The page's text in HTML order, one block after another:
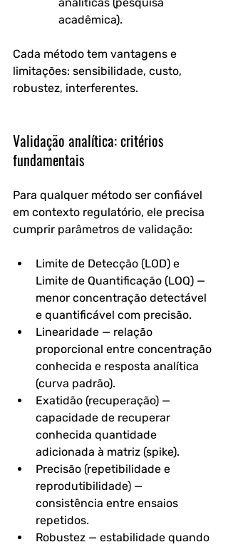
analíticas (pesquisa
acadêmica).
Cada método tem vantagens e
limitações: sensibilidade, custo,
robustez, interferentes.
Validação analítica: critérios
fundamentais
Para qualquer método ser confiável
em contexto regulatório, ele precisa
cumprir parâmetros de validação:
Limite de Detecção (LOD) e
Limite de Quantificação (LOQ) —
menor concentração detectável
e quantificável com precisão.
Linearidade — relação
proporcional entre concentração
conhecida e resposta analítica
(curva padrão).
Exatidão (recuperação) —
capacidade de recuperar
conhecida quantidade
adicionada à matriz (spike).
Precisão (repetibilidade e
reprodutibilidade) —
consistência entre ensaios
repetidos.
Robustez — estabilidade quando